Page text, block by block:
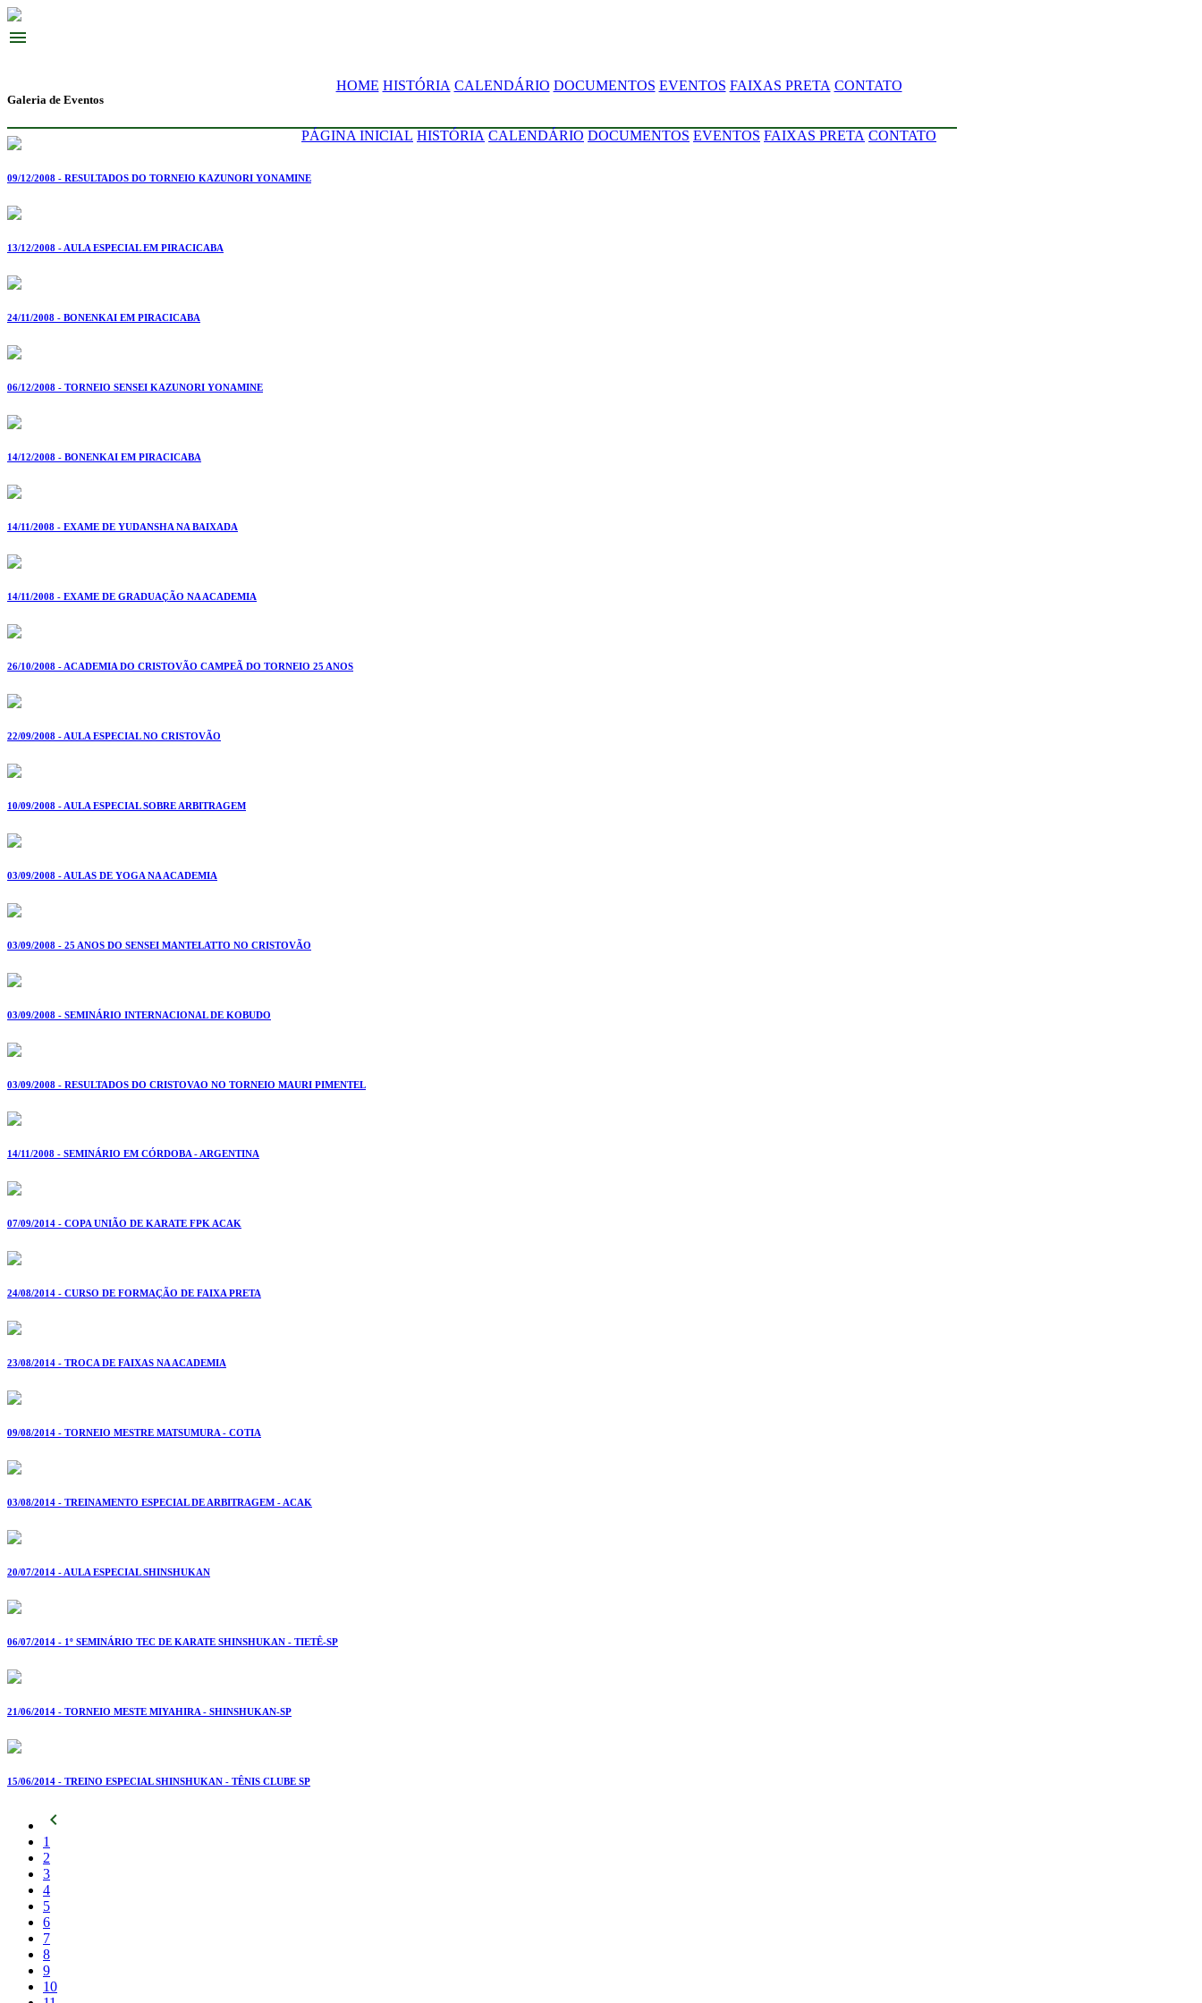
menu
HOME HISTÓRIA CALENDÁRIO DOCUMENTOS EVENTOS FAIXAS PRETA CONTATO
PÁGINA INICIAL HISTÓRIA CALENDÁRIO DOCUMENTOS EVENTOS FAIXAS PRETA CONTATO
Galeria de Eventos
09/12/2008 - RESULTADOS DO TORNEIO KAZUNORI YONAMINE
13/12/2008 - AULA ESPECIAL EM PIRACICABA
24/11/2008 - BONENKAI EM PIRACICABA
06/12/2008 - TORNEIO SENSEI KAZUNORI YONAMINE
14/12/2008 - BONENKAI EM PIRACICABA
14/11/2008 - EXAME DE YUDANSHA NA BAIXADA
14/11/2008 - EXAME DE GRADUAÇÃO NA ACADEMIA
26/10/2008 - ACADEMIA DO CRISTOVÃO CAMPEÃ DO TORNEIO 25 ANOS
22/09/2008 - AULA ESPECIAL NO CRISTOVÃO
10/09/2008 - AULA ESPECIAL SOBRE ARBITRAGEM
03/09/2008 - AULAS DE YOGA NA ACADEMIA
03/09/2008 - 25 ANOS DO SENSEI MANTELATTO NO CRISTOVÃO
03/09/2008 - SEMINÁRIO INTERNACIONAL DE KOBUDO
03/09/2008 - RESULTADOS DO CRISTOVAO NO TORNEIO MAURI PIMENTEL
14/11/2008 - SEMINÁRIO EM CÓRDOBA - ARGENTINA
07/09/2014 - COPA UNIÃO DE KARATE FPK ACAK
24/08/2014 - CURSO DE FORMAÇÃO DE FAIXA PRETA
23/08/2014 - TROCA DE FAIXAS NA ACADEMIA
09/08/2014 - TORNEIO MESTRE MATSUMURA - COTIA
03/08/2014 - TREINAMENTO ESPECIAL DE ARBITRAGEM - ACAK
20/07/2014 - AULA ESPECIAL SHINSHUKAN
06/07/2014 - 1º SEMINÁRIO TEC DE KARATE SHINSHUKAN - TIETÊ-SP
21/06/2014 - TORNEIO MESTE MIYAHIRA - SHINSHUKAN-SP
15/06/2014 - TREINO ESPECIAL SHINSHUKAN - TÊNIS CLUBE SP
chevron_left
1
2
3
4
5
6
7
8
9
10